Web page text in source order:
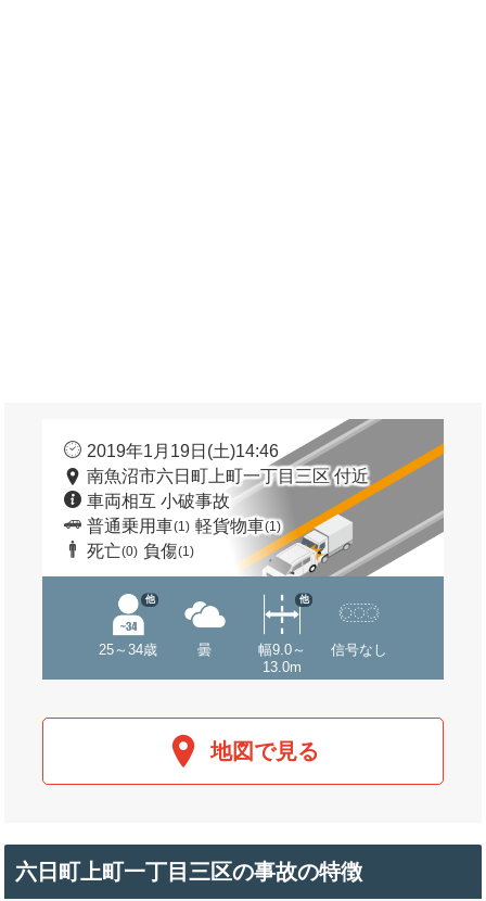
2019年1月19日(土)14:46
南魚沼市六日町上町一丁目三区 付近
車両相互 小破事故
普通乗用車(1) 軽貨物車(1)
死亡(0) 負傷(1)
25～34歳
他
曇
幅9.0～
13.0m
他
信号なし
地図で見る
六日町上町一丁目三区の事故の特徴